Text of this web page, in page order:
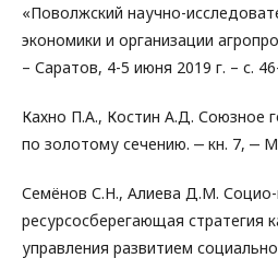
«Поволжский научно-
экономики и организации
– Саратов, 4-5 июня 2019 г. – с.
Кахно П.А., Костин А.Д. Союзное
по золотому сечению. ‒ кн. 7, ‒
Семёнов С.Н., Алиева Д.М.
ресурсосберегающая стратегия
управления развитием